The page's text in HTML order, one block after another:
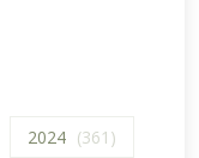
2024 (361)